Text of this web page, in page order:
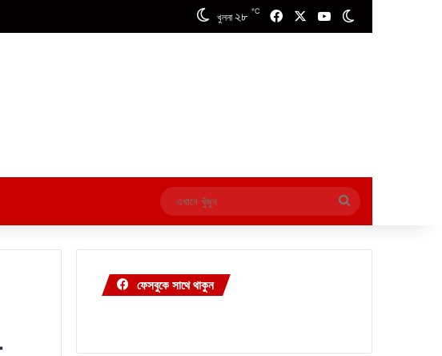
খুলনা ২৮ ℃ FacebookYouTube
এখানে
খুঁজুন
ফেসবুকে সাথে থাকুন